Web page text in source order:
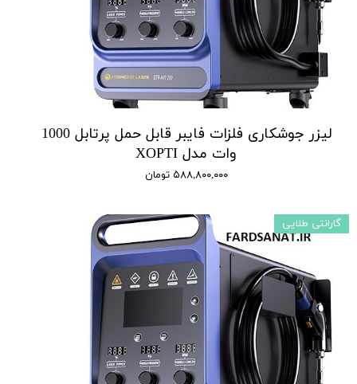
لیزر جوشکاری فلزات فایبر قابل حمل پرتابل 1000
وات مدل XOPTI
۵۸۸,۸۰۰,۰۰۰ تومان
گارانتی طلایی